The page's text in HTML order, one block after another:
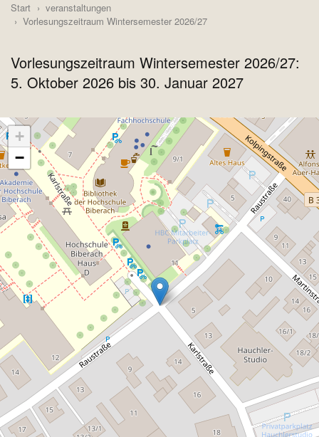
Start
veranstaltungen
Vorlesungszeitraum Wintersemester 2026/27
Vorlesungszeitraum Wintersemester 2026/27:
5. Oktober 2026 bis 30. Januar 2027
+
−